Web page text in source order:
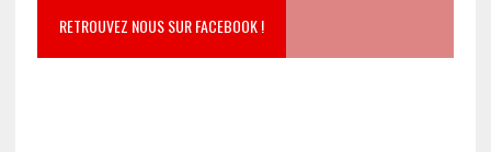
RETROUVEZ NOUS SUR FACEBOOK !